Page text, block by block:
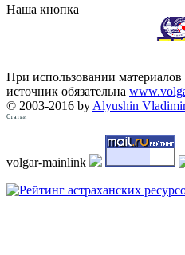
Наша кнопка
При использовании материалов
источник обязательна
© 2003-2016 by Alyushin
Статьи
volgar-mainlink